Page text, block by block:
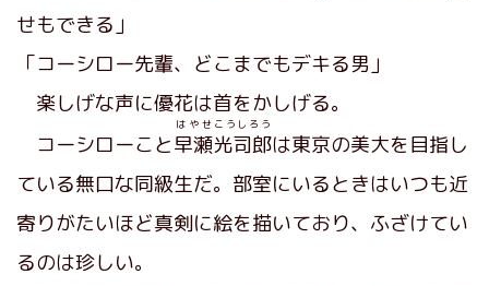
せもできる」
「コーシロー先輩、どこまでもデキる男」
楽しげな声に優花は首をかしげる。
コーシローこと早瀬
はやせ
光司郎
こうしろう
は東京の美大を目指し
ている無口な同級生だ。部室にいるときはいつも近
寄りがたいほど真剣に絵を描いており、ふざけてい
るのは珍しい。